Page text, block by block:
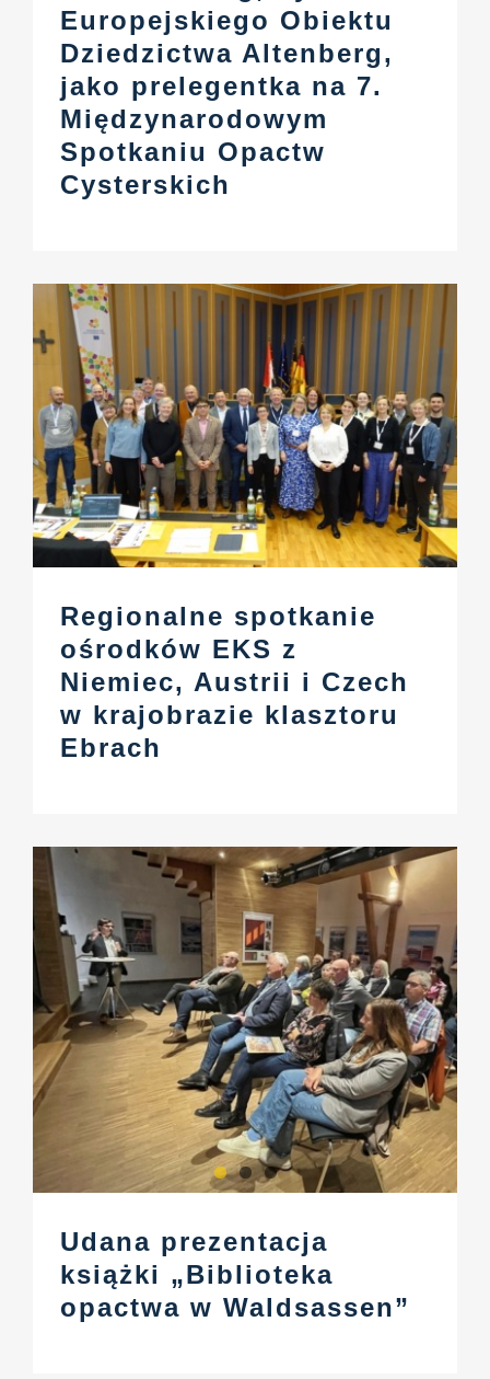
Europejskiego Obiektu
Dziedzictwa Altenberg,
jako prelegentka na 7.
Międzynarodowym
Spotkaniu Opactw
Cysterskich
Regionalne spotkanie
ośrodków EKS z
Niemiec, Austrii i Czech
w krajobrazie klasztoru
Ebrach
Udana prezentacja
książki „Biblioteka
opactwa w Waldsassen”